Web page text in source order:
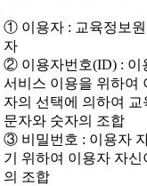
① 이용자 : 교육정보
자
② 이용자번호(ID) : 이
서비스 이용을 위하여
자의 선택에 의하여
문자와 숫자의 조합
③ 비밀번호 : 이용자
기 위하여 이용자 자
의 조합